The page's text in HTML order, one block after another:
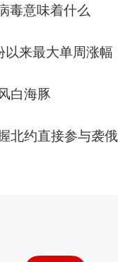
毒意味着什么
以来最大单周涨幅
白海豚